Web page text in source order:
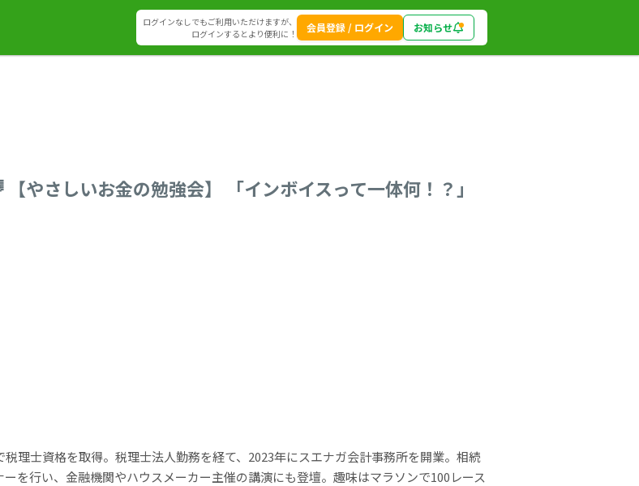
ログインなしでもご利用いただけますが、
ログインするとより便利に！
会員登録 / ログイン お知らせ
やさしいお金の勉強会】 「インボイスって一体何！？」
理士資格を取得。税理士法人勤務を経て、2023年にスエナガ会計事務所を開業。相続
を行い、金融機関やハウスメーカー主催の講演にも登壇。趣味はマラソンで100レース